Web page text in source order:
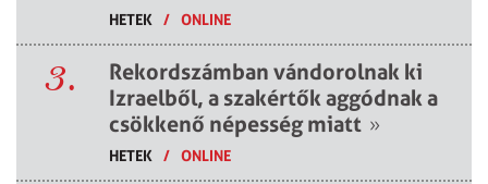
HETEK / ONLINE
3.
Rekordszámban vándorolnak ki
Izraelből, a szakértők aggódnak a
csökkenő népesség miatt »
HETEK / ONLINE